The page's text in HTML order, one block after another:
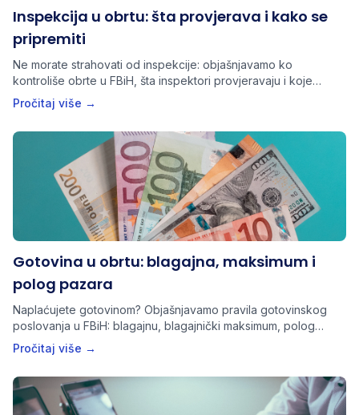
Inspekcija u obrtu: šta provjerava i kako se
pripremiti
Ne morate strahovati od inspekcije: objašnjavamo ko
kontroliše obrte u FBiH, šta inspektori provjeravaju i koje
dokumente trebate imati spremne.
Pročitaj više →
Gotovina u obrtu: blagajna, maksimum i
polog pazara
Naplaćujete gotovinom? Objašnjavamo pravila gotovinskog
poslovanja u FBiH: blagajnu, blagajnički maksimum, polog
pazara i dokumente koje obrt mora imati.
Pročitaj više →